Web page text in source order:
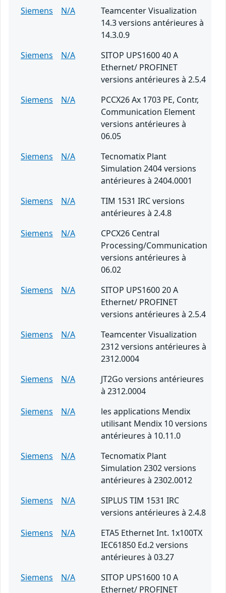
Siemens
N/A
Teamcenter Visualization
14.3 versions antérieures à
14.3.0.9
Siemens
N/A
SITOP UPS1600 40 A
Ethernet/ PROFINET
versions antérieures à 2.5.4
Siemens
N/A
PCCX26 Ax 1703 PE, Contr,
Communication Element
versions antérieures à
06.05
Siemens
N/A
Tecnomatix Plant
Simulation 2404 versions
antérieures à 2404.0001
Siemens
N/A
TIM 1531 IRC versions
antérieures à 2.4.8
Siemens
N/A
CPCX26 Central
Processing/Communication
versions antérieures à
06.02
Siemens
N/A
SITOP UPS1600 20 A
Ethernet/ PROFINET
versions antérieures à 2.5.4
Siemens
N/A
Teamcenter Visualization
2312 versions antérieures à
2312.0004
Siemens
N/A
JT2Go versions antérieures
à 2312.0004
Siemens
N/A
les applications Mendix
utilisant Mendix 10 versions
antérieures à 10.11.0
Siemens
N/A
Tecnomatix Plant
Simulation 2302 versions
antérieures à 2302.0012
Siemens
N/A
SIPLUS TIM 1531 IRC
versions antérieures à 2.4.8
Siemens
N/A
ETA5 Ethernet Int. 1x100TX
IEC61850 Ed.2 versions
antérieures à 03.27
Siemens
N/A
SITOP UPS1600 10 A
Ethernet/ PROFINET